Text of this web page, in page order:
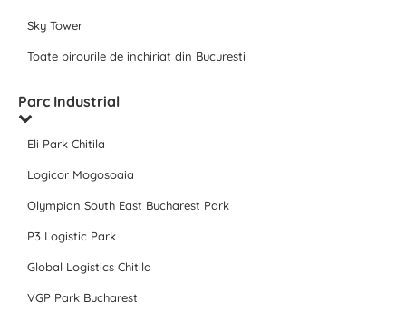
Sky Tower
Toate birourile de inchiriat din Bucuresti
Parc Industrial
Eli Park Chitila
Logicor Mogosoaia
Olympian South East Bucharest Park
P3 Logistic Park
Global Logistics Chitila
VGP Park Bucharest